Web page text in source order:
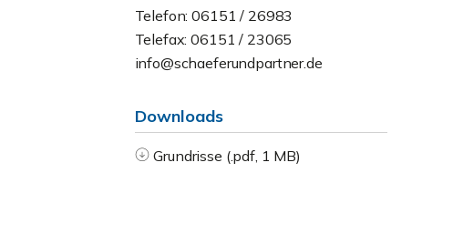
Telefon: 06151 / 26983
Telefax: 06151 / 23065
info@schaeferundpartner.de
Downloads
Grundrisse (.pdf, 1 MB)